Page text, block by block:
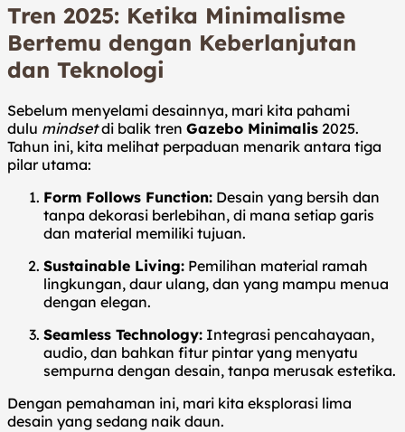
Tren 2025: Ketika Minimalisme
Bertemu dengan Keberlanjutan
dan Teknologi
Sebelum menyelami desainnya, mari kita pahami
dulu mindsetdi balik tren Gazebo Minimalis 2025.
Tahun ini, kita melihat perpaduan menarik antara tiga
pilar utama:
Form Follows Function: Desain yang bersih dan
tanpa dekorasi berlebihan, di mana setiap garis
dan material memiliki tujuan.
Sustainable Living: Pemilihan material ramah
lingkungan, daur ulang, dan yang mampu menua
dengan elegan.
Seamless Technology: Integrasi pencahayaan,
audio, dan bahkan fitur pintar yang menyatu
sempurna dengan desain, tanpa merusak estetika.
Dengan pemahaman ini, mari kita eksplorasi lima
desain yang sedang naik daun.